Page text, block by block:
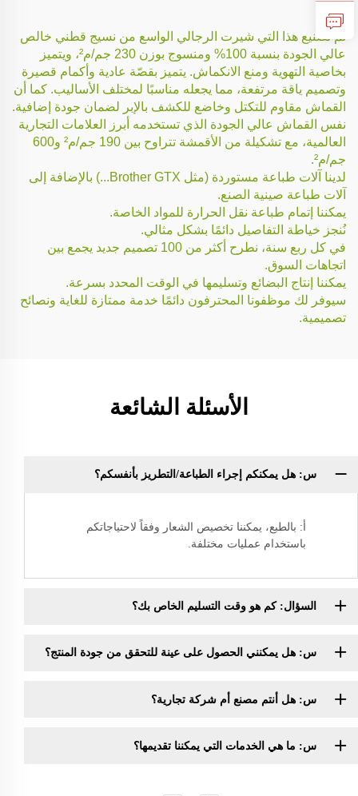
تم تصنيع هذا التي شيرت الرجالي الواسع من نسيج قطني خالص
عالي الجودة بنسبة 100% ومنسوج بوزن 230 جم/م²، ويتميز
بخاصية التهوية ومنع الانكماش. يتميز بقصّة عادية وأكمام قصيرة
وتصميم ياقة مرتفعة، مما يجعله مناسبًا لمختلف الأساليب. كما أن
القماش مقاوم للتكتل وخاضع للكشف بالإبر لضمان جودة إضافية.
نفس القماش عالي الجودة الذي تستخدمه أبرز العلامات التجارية
العالمية، مع تشكيلة من الأقمشة تتراوح بين 190 جم/م² و600
جم/م².
لدينا آلات طباعة مستوردة (مثل Brother GTX...) بالإضافة إلى
آلات طباعة صينية الصنع.
يمكننا إتمام طباعة نقل الحرارة للمواد الخاصة.
نُنجز خياطة التفاصيل دائمًا بشكل مثالي.
في كل ربع سنة، نطرح أكثر من 100 تصميم جديد يجمع بين
اتجاهات السوق.
يمكننا إنتاج البضائع وتسليمها في الوقت المحدد بسرعة.
سيوفر لك موظفونا المحترفون دائمًا خدمة ممتازة للغاية ونصائح
تصميمية.
الأسئلة الشائعة
س: هل يمكنكم إجراء الطباعة/التطريز بأنفسكم؟
أ: بالطبع، يمكننا تخصيص الشعار وفقاً لاحتياجاتكم
باستخدام عمليات مختلفة.
السؤال: كم هو وقت التسليم الخاص بك؟
س: هل يمكنني الحصول على عينة للتحقق من جودة المنتج؟
س: هل أنتم مصنع أم شركة تجارية؟
س: ما هي الخدمات التي يمكننا تقديمها؟